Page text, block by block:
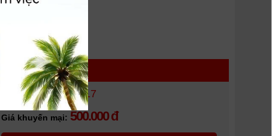
Pin Canon LP - E17
Giá khuyến mại: 500.000 đ